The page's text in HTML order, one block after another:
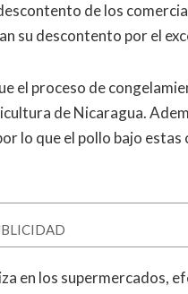
de los
su descontento por el
el proceso de
de Nicaragua.
lo que el pollo bajo
en los supermercados,